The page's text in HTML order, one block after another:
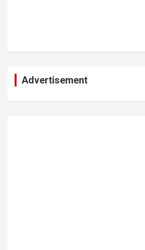
Advertisement